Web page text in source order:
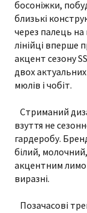
босоніжки,
близькі
через палець на
лінійці вперше
акцент сезону
двох
мюлів і чобіт.
Стриманий
взуття не
гардеробу.
білий,
акцентним
виразні.
Позачасові